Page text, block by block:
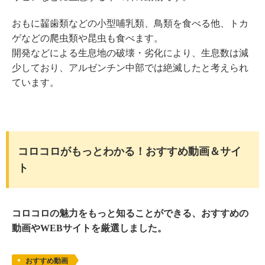
おもに齧歯類などの小型哺乳類、鳥類を食べる他、トカ
ゲなどの爬虫類や昆虫も食べます。
開発などによる生息地の破壊・劣化により、生息数は減
少しており、アルゼンチン中部では絶滅したと考えられ
ています。
コロコロがもっとわかる！おすすめ動画＆サイ
ト
コロコロの魅力をもっと知ることができる、おすすめの
動画やWEBサイトを厳選しました。
おすすめ動画